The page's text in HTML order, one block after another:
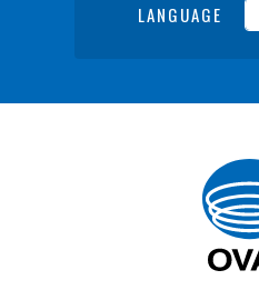
LANGUAGE